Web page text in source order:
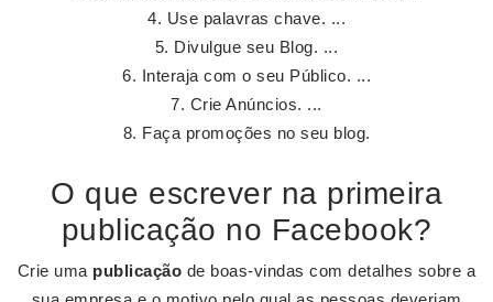
Use palavras chave. ...
Divulgue seu Blog. ...
Interaja com o seu Público. ...
Crie Anúncios. ...
Faça promoções no seu blog.
O que escrever na primeira
publicação no Facebook?
Crie uma publicação de boas-vindas com detalhes sobre a